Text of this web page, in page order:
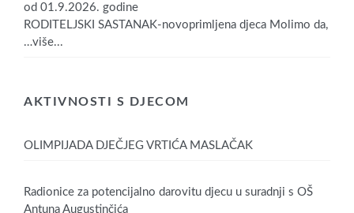
od 01.9.2026. godine
RODITELJSKI SASTANAK-novoprimljena djeca Molimo da,
…više...
AKTIVNOSTI S DJECOM
OLIMPIJADA DJEČJEG VRTIĆA MASLAČAK
Radionice za potencijalno darovitu djecu u suradnji s OŠ
Antuna Augustinčića